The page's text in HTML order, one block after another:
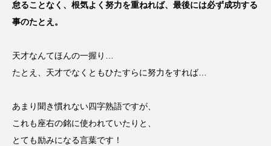
怠ることなく、根気よく努力を重ねれば、最後には必ず成功する
事のたとえ。
天才なんてほんの一握り…
たとえ、天才でなくともひたすらに努力をすれば…
あまり聞き慣れない四字熟語ですが、
これも座右の銘に使われていたりと、
とても励みになる言葉です！